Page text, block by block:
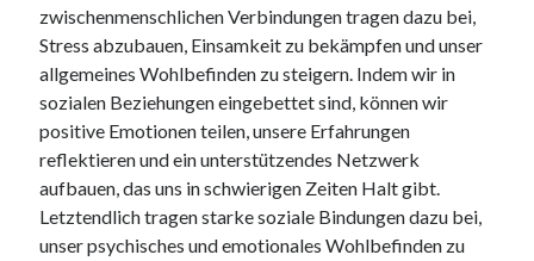
zwischenmenschlichen Verbindungen tragen dazu bei,
Stress abzubauen, Einsamkeit zu bekämpfen und unser
allgemeines Wohlbefinden zu steigern. Indem wir in
sozialen Beziehungen eingebettet sind, können wir
positive Emotionen teilen, unsere Erfahrungen
reflektieren und ein unterstützendes Netzwerk
aufbauen, das uns in schwierigen Zeiten Halt gibt.
Letztendlich tragen starke soziale Bindungen dazu bei,
unser psychisches und emotionales Wohlbefinden zu